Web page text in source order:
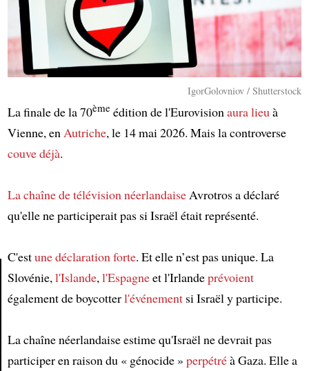
Article
IgorGolovniov / Shutterstock
La finale de la 70èmeédition de l'Eurovisionaura lieuà
Vienne, enAutriche, le 14 mai 2026. Mais la controverse
couve déjà.
La chaîne de télévisionnéerlandaiseAvrotros a déclaré
qu'elle ne participerait pas si Israël était représenté.
C'estune déclaration forte. Et elle n’est pas unique. La
Slovénie,l'Islande,l'Espagneet l'Irlandeprévoient
également de boycotterl'événementsi Israël y participe.
La chaîne néerlandaise estime qu'Israël ne devrait pas
participer en raison du « génocide » perpétréà Gaza. Elle a